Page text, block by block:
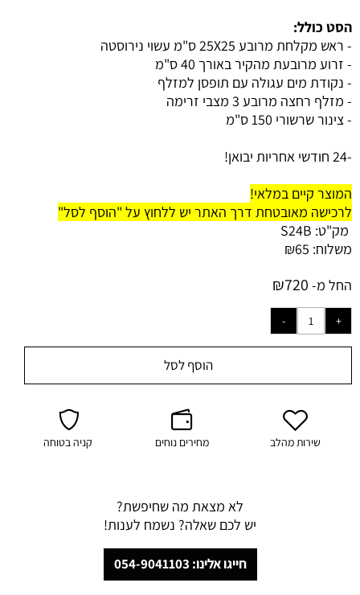
הסט כולל:
- ראש מקלחת מרובע 25X25 ס"מ עשוי נירוסטה
- זרוע מרובעת מהקיר באורך 40 ס"מ
- נקודת מים עגולה עם תופסן למזלף
- מזלף רחצה מרובע 3 מצבי זרימה
- צינור שרשורי 150 ס"מ
-24 חודשי אחריות יבואן!
המוצר קיים במלאי!
לרכישה מאובטחת דרך האתר יש ללחוץ על "הוסף לסל"
מק"ט: S24B
משלוח:
₪65
החל מ-
₪720
הוסף לסל
שירות מהלב מחירים נוחים קניה בטוחה
לא מצאת מה שחיפשת?
יש לכם שאלה? נשמח לענות!
חייגו אלינו: 054-9041103